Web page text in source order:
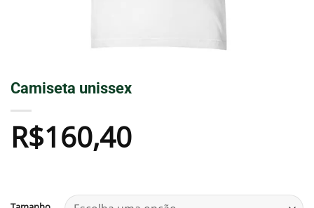
Camiseta unissex
R$160,40